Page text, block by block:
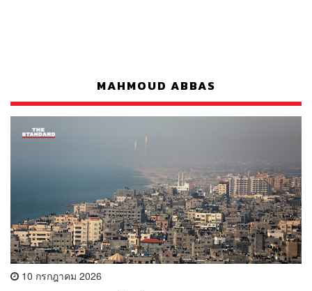
MAHMOUD ABBAS
10 กรกฎาคม 2026